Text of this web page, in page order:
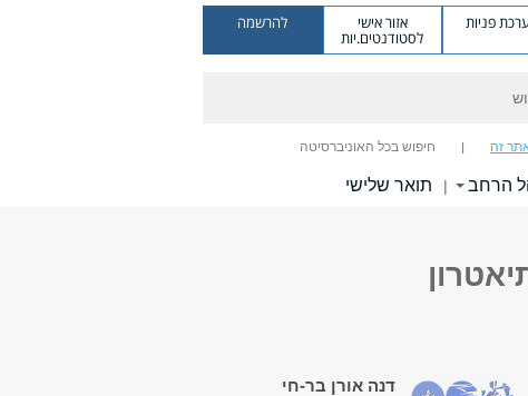
פניות אזור אישי
לסטודנטים.יות
להרשמה
זה חיפוש בכל האוניברסיטה
הרחב | תואר שלישי
דנה אורן בר-חי